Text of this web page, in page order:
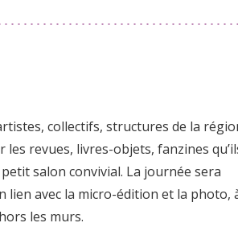
collectifs, structures de la
les revues, livres-objets, fanzines
salon convivial. La journée sera
lien avec la micro-édition et la photo,
les murs.